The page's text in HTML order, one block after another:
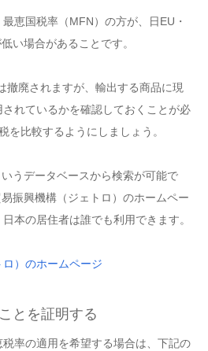
恵国税率（MFN）の方が、日EU・
い場合があることです。
撤廃されますが、輸出する商品に現
れているかを確認しておくことが必
を比較するようにしましょう。
うデータベースから検索が可能で
振興機構（ジェトロ）のホームペー
本の居住者は誰でも利用できます。
）のホームページ
とを証明する
率の適用を希望する場合は、下記の